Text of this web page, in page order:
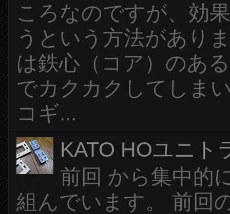
ころなのですが、効
うという方法があり
は鉄心（コア）のあ
でカクカクしてしま
コギ...
KATO HOユニト
前回 から集中的
組んでいます。 前回